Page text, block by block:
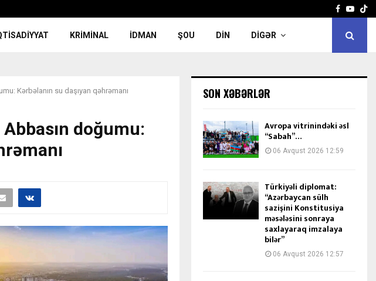
Facebook
KRIMINAL İDMAN ŞOU DIN DIGƏR
Kərbəlanın su daşıyan qəhrəmanı
doğumu:
SON XƏBƏRLƏR
Avropa vitrinindəki əsl
“Sabah”…
06 Avqust 2026 12:59
Türkiyəli diplomat:
“Azərbaycan sülh
sazişini Konstitusiya
məsələsini sonraya
saxlayaraq imzalaya
bilər”
06 Avqust 2026 12:57